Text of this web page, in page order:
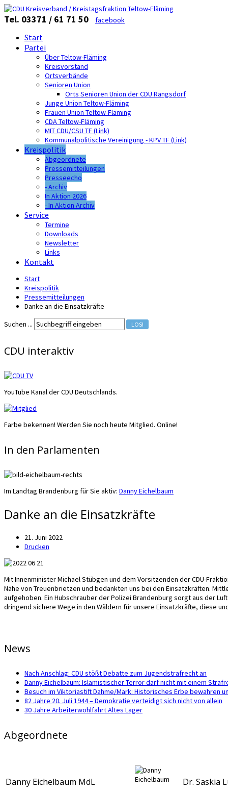
Tel. 03371 / 61 71 50 facebook
Start
Partei
Über Teltow-Fläming
Kreisvorstand
Ortsverbände
Senioren Union
Orts Senioren Union der CDU Rangsdorf
Junge Union Teltow-Fläming
Frauen Union Teltow-Fläming
CDA Teltow-Fläming
MIT CDU/CSU TF (Link)
Kommunalpolitische Vereinigung - KPV TF (Link)
Kreispolitik
Abgeordnete
Pressemitteilungen
Presseecho
- Archiv
In Aktion 2026
- In Aktion Archiv
Service
Termine
Downloads
Newsletter
Links
Kontakt
Start
Kreispolitik
Pressemitteilungen
Danke an die Einsatzkräfte
Suchen ...
LOS!
CDU interaktiv
YouTube Kanal der CDU Deutschlands.
Farbe bekennen! Werden Sie noch heute Mitglied. Online!
In den Parlamenten
Im Landtag Brandenburg für Sie aktiv: Danny Eichelbaum
Danke an die Einsatzkräfte
21. Juni 2022
Drucken
Mit Innenminister Michael Stübgen und dem Vorsitzenden der CDU-
Nähe von Treuenbrietzen und bedankten uns bei den Einsatzkräften.
aufgehoben. Ein Hubschrauber der Polizei Brandenburg sorgt aus der
dringend sichere Wege in den Wäldern für unsere Einsatzkräfte, diese
News
Nach Anschlag: CDU stößt Debatte zum Jugendstrafrecht an
Danny Eichelbaum: Islamistischer Terror darf nicht mit einem
Besuch im Viktoriastift Dahme/Mark: Historisches Erbe bewahren
82 Jahre 20. Juli 1944 – Demokratie verteidigt sich nicht von allein
30 Jahre Arbeiterwohlfahrt Altes Lager
Abgeordnete
Danny Eichelbaum MdL Dr. Saskia